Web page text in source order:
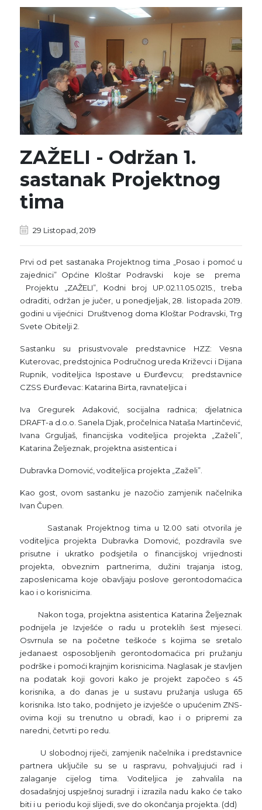
ZAŽELI - Održan 1.
sastanak Projektnog
tima
29 Listopad, 2019
Prvi od pet sastanaka Projektnog tima „Posao i pomoć u
zajednici” Općine Kloštar Podravski koje se prema
Projektu „ZAŽELI”, Kodni broj UP.02.1.1.05.0215., treba
odraditi, održan je jučer, u ponedjeljak, 28. listopada 2019.
godini u vijećnici Društvenog doma Kloštar Podravski, Trg
Svete Obitelji 2.
Sastanku su prisustvovale predstavnice HZZ: Vesna
Kuterovac, predstojnica Područnog ureda Križevci i Dijana
Rupnik, voditeljica Ispostave u Đurđevcu; predstavnice
CZSS Đurđevac: Katarina Birta, ravnateljica i
Iva Gregurek Adaković, socijalna radnica; djelatnica
DRAFT-a d.o.o. Sanela Djak, pročelnica Nataša Martinčević,
Ivana Grguljaš, financijska voditeljica projekta „Zaželi”,
Katarina Željeznak, projektna asistentica i
Dubravka Domović, voditeljica projekta „Zaželi”.
Kao gost, ovom sastanku je nazočio zamjenik načelnika
Ivan Čupen.
Sastanak Projektnog tima u 12.00 sati otvorila je
voditeljica projekta Dubravka Domović, pozdravila sve
prisutne i ukratko podsjetila o financijskoj vrijednosti
projekta, obveznim partnerima, dužini trajanja istog,
zaposlenicama koje obavljaju poslove gerontodomaćica
kao i o korisnicima.
Nakon toga, projektna asistentica Katarina Željeznak
podnijela je Izvješće o radu u proteklih šest mjeseci.
Osvrnula se na početne teškoće s kojima se sretalo
jedanaest osposobljenih gerontodomaćica pri pružanju
podrške i pomoći krajnjim korisnicima. Naglasak je stavljen
na podatak koji govori kako je projekt započeo s 45
korisnika, a do danas je u sustavu pružanja usluga 65
korisnika. Isto tako, podnijeto je izvješće o upućenim ZNS-
ovima koji su trenutno u obradi, kao i o pripremi za
naredni, četvrti po redu.
U slobodnoj riječi, zamjenik načelnika i predstavnice
partnera uključile su se u raspravu, pohvaljujući rad i
zalaganje cijelog tima. Voditeljica je zahvalila na
dosadašnjoj uspješnoj suradnji i izrazila nadu kako će tako
biti i u periodu koji slijedi, sve do okončanja projekta. (dd)